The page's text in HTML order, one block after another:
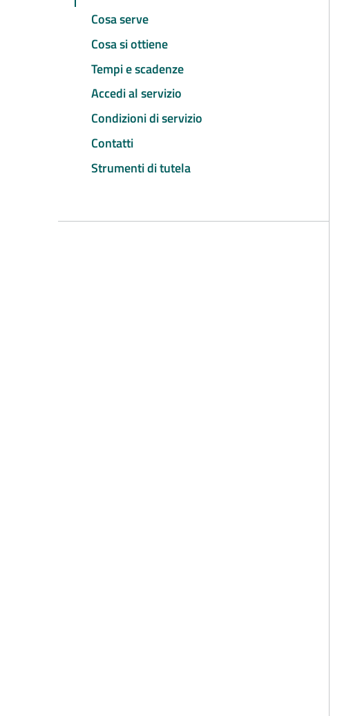
Cosa serve
Cosa si ottiene
Tempi e scadenze
Accedi al servizio
Condizioni di servizio
Contatti
Strumenti di tutela